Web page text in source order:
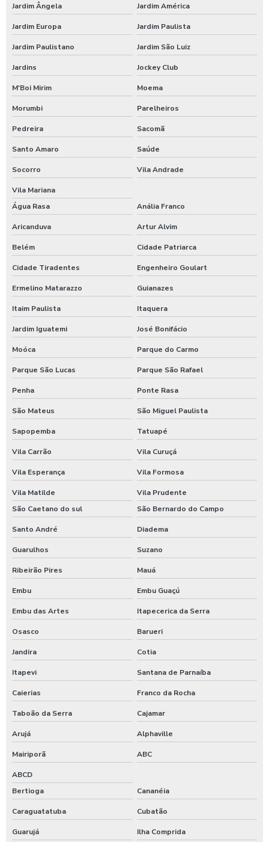
Empresas que fornecem refeições coletivas
Empresas que prestam serviços de alimentação coletiva
Empresas terceirizadas alimentação coletiva
Fábrica refeições
Fornecedor de alimentação
Fornecedor de alimentos para empresas
Fornecedores de alimentação coletiva
Fornecedores de lanches para empresas
Fornecer comida para empresas
Fornecimento de alimentação para empresas
Fornecimento de alimentos preparados preponderantemente
para empresas
Fornecimento de comida para empresas
Fornecimento de refeição pelo empregador
Fornecimento de refeições coletivas
Fornecimento de refeições para empresas
Fornecimento de refeições prontas
Indústria de refeições
Kit café da manhã corporativo
Kit café da manhã individual para empresas
Kit café da manhã para empresas
Kit lanche corporativo
Kit lanche empresarial
Kit lanche para empresas
Lanche corporativo
Lanches para empresas
Orçamento para fornecimento de refeições
Refeições coletivas
Refeições coletivas e industriais
Jardim Ângela Jardim América
Jardim Europa Jardim Paulista
Jardim Paulistano Jardim São Luiz
Jardins Jockey Club
M'Boi Mirim Moema
Morumbi Parelheiros
Pedreira Sacomã
Santo Amaro Saúde
Socorro Vila Andrade
Vila Mariana
Água Rasa
Anália Franco
Aricanduva Artur Alvim
Belém Cidade Patriarca
Cidade Tiradentes Engenheiro Goulart
Ermelino Matarazzo Guianazes
Itaim Paulista Itaquera
Jardim Iguatemi José Bonifácio
Moóca Parque do Carmo
Parque São Lucas Parque São Rafael
Penha Ponte Rasa
São Mateus São Miguel Paulista
Sapopemba Tatuapé
Vila Carrão Vila Curuçá
Vila Esperança Vila Formosa
Vila Matilde
Vila Prudente
São Caetano do sul
São Bernardo do Campo
Santo André Diadema
Guarulhos Suzano
Ribeirão Pires Mauá
Embu Embu Guaçú
Embu das Artes Itapecerica da Serra
Osasco Barueri
Jandira Cotia
Itapevi Santana de Parnaíba
Caierias Franco da Rocha
Taboão da Serra Cajamar
Arujá Alphaville
Mairiporã ABC
ABCD
Bertioga
Cananéia
Caraguatatuba Cubatão
Guarujá Ilha Comprida